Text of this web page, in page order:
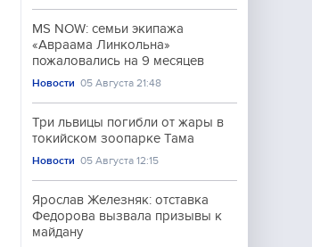
MS NOW: семьи экипажа
«Авраама Линкольна»
пожаловались на 9 месяцев
Новости 05 Августа 21:48
Три львицы погибли от жары в
токийском зоопарке Тама
Новости 05 Августа 12:15
Ярослав Железняк: отставка
Федорова вызвала призывы к
майдану